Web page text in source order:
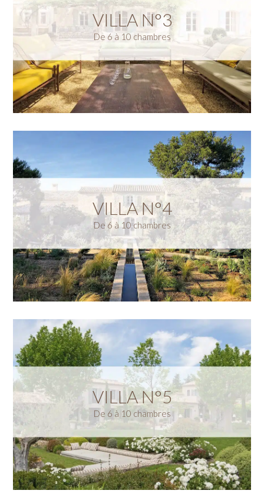
VILLA N°3
De 6 à 10 chambres
VILLA N°4
De 6 à 10 chambres
VILLA N°5
De 6 à 10 chambres